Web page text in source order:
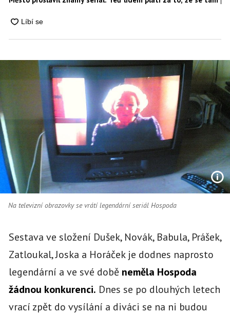
Na televizní obrazovky se vrátí legendární seriál Hospoda
Sestava ve složení Dušek, Novák, Babula, Prášek,
Zatloukal, Joska a Horáček je dodnes naprosto
legendární a ve své době neměla Hospoda
žádnou konkurenci. Dnes se po dlouhých letech
vrací zpět do vysílání a diváci se na ni budou